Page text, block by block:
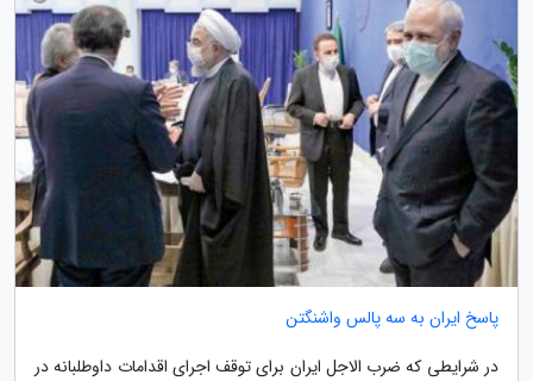
پاسخ ایران به سه پالس واشنگتن
در شرایطی که ضرب الاجل ایران برای توقف اجرای اقدامات داوطلبانه در